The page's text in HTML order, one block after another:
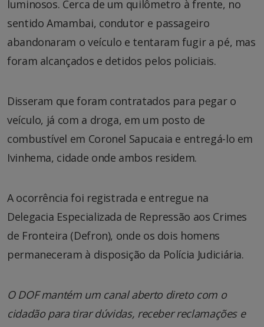
luminosos. Cerca de um quilômetro à frente, no
sentido Amambai, condutor e passageiro
abandonaram o veículo e tentaram fugir a pé, mas
foram alcançados e detidos pelos policiais.
Disseram que foram contratados para pegar o
veículo, já com a droga, em um posto de
combustível em Coronel Sapucaia e entregá-lo em
Ivinhema, cidade onde ambos residem.
A ocorrência foi registrada e entregue na
Delegacia Especializada de Repressão aos Crimes
de Fronteira (Defron), onde os dois homens
permaneceram à disposição da Polícia Judiciária.
O DOF mantém um canal aberto direto com o
cidadão para tirar dúvidas, receber reclamações e